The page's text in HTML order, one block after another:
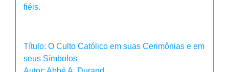
fiéis.
Título: O Culto Católico em suas Cerimônias e em
seus Símbolos